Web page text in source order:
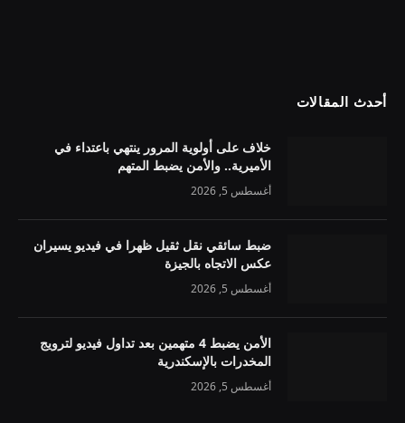
أحدث المقالات
خلاف على أولوية المرور ينتهي باعتداء في
الأميرية.. والأمن يضبط المتهم
أغسطس 5, 2026
ضبط سائقي نقل ثقيل ظهرا في فيديو يسيران
عكس الاتجاه بالجيزة
أغسطس 5, 2026
الأمن يضبط 4 متهمين بعد تداول فيديو لترويج
المخدرات بالإسكندرية
أغسطس 5, 2026